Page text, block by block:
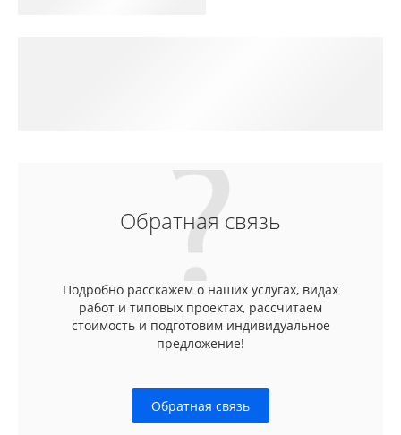
Обратная связь
Подробно расскажем о наших услугах, видах
работ и типовых проектах, рассчитаем
стоимость и подготовим индивидуальное
предложение!
Обратная связь